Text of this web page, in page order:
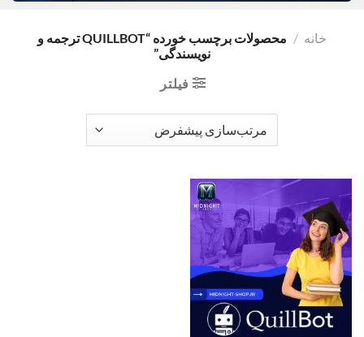
خانه /
محصولات برچسب خورده “QUILLBOT ترجمه و
نویسندگی”
فیلتر